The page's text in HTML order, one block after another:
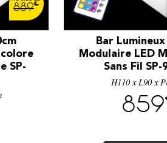
889€
SP-
Bar
Modulaire LED
Sans Fil SP-
H110 x L90 x
859